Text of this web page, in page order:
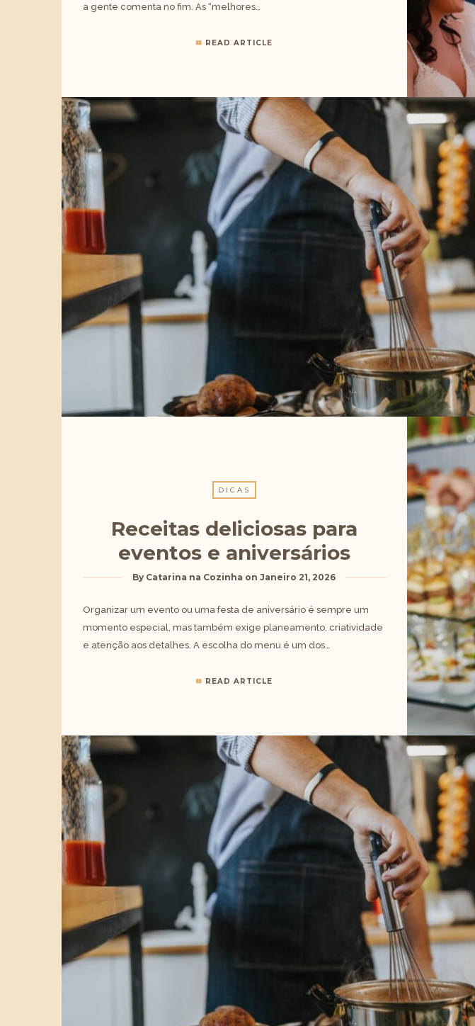
a gente comenta no fim. As “melhores…
READ ARTICLE
DICAS
Receitas deliciosas para
eventos e aniversários
By Catarina na Cozinha onJaneiro 21, 2026
Organizar um evento ou uma festa de aniversário é sempre um
momento especial, mas também exige planeamento, criatividade
e atenção aos detalhes. A escolha do menu é um dos…
READ ARTICLE